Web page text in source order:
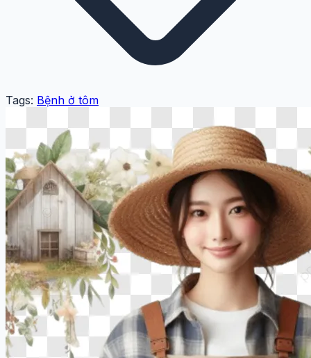
Tags: Bệnh ở tôm